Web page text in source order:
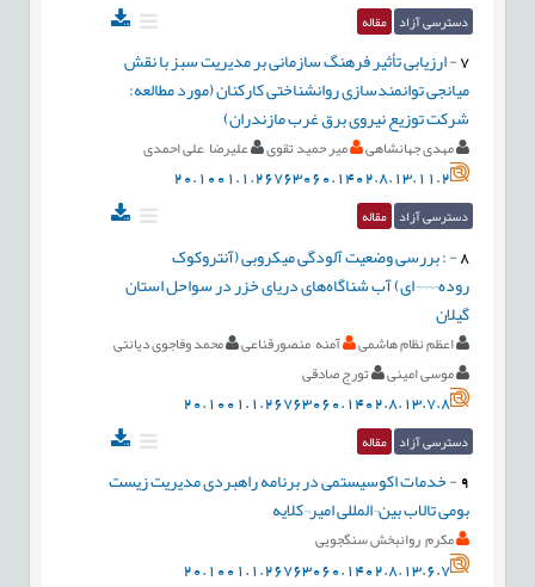
دسترسی آزاد مقاله
7
-ارزیابی تأثیر فرهنگ سازمانی بر مدیریت سبز با نقش
میانجی توانمندسازی روانشناختی کارکنان (مورد مطالعه:
شرکت توزیع نیروی برق غرب مازندران)
مهدی جهانشاهی میر حمید تقوی علیرضا علی احمدی
20.1001.1.26763060.1402.8.13.11.2
دسترسی آزاد مقاله
8
-: بررسی وضعیت آلودگی میکروبی (آنتروکوک
روده¬¬¬¬ای) آب شناگاه‌های دریای خزر در سواحل استان
گیلان
اعظم نظام هاشمی آمنه منصورقناعی محمد وفاجوی دیانتی
موسی امینی
تورج صادقی
20.1001.1.26763060.1402.8.13.7.8
دسترسی آزاد مقاله
9
-خدمات اکوسیستمی در برنامه راهبردی مدیریت زیست
بومی تالاب بین¬المللی امیر¬کلایه
مکرم روانبخش سنگجویی
20.1001.1.26763060.1402.8.13.6.7